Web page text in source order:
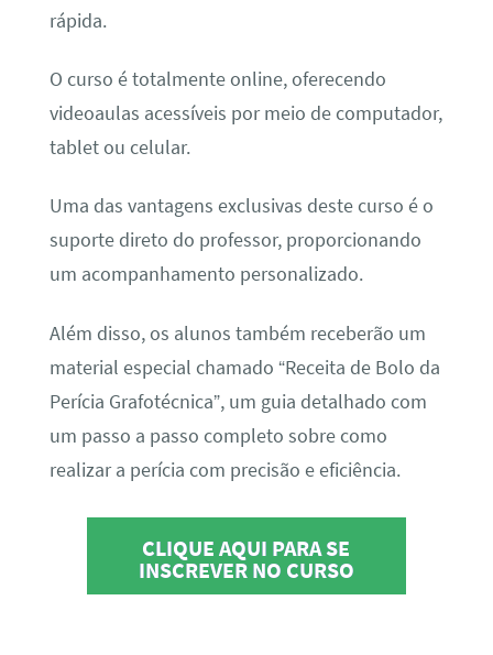
rápida.
O curso é totalmente online, oferecendo
videoaulas acessíveis por meio de computador,
tablet ou celular.
Uma das vantagens exclusivas deste curso é o
suporte direto do professor, proporcionando
um acompanhamento personalizado.
Além disso, os alunos também receberão um
material especial chamado “Receita de Bolo da
Perícia Grafotécnica”, um guia detalhado com
um passo a passo completo sobre como
realizar a perícia com precisão e eficiência.
CLIQUE AQUI PARA SE
INSCREVER NO CURSO